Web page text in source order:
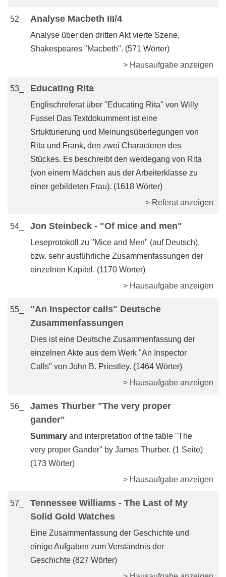
52_ Analyse Macbeth III/4
Analyse über den dritten Akt vierte Szene,
Shakespeares "Macbeth". (571 Wörter)
> Hausaufgabe anzeigen
53_ Educating Rita
Englischreferat über "Educating Rita" von Willy
Fussel Das Textdokumment ist eine
Srtukturierung und Meinungsüberlegungen von
Rita und Frank, den zwei Characteren des
Stückes. Es beschreibt den werdegang von Rita
(von einem Mädchen aus der Arbeiterklasse zu
einer gebildeten Frau). (1618 Wörter)
> Referat anzeigen
54_ Jon Steinbeck - "Of mice and men"
Leseprotokoll zu "Mice and Men" (auf Deutsch),
bzw. sehr ausführliche Zusammenfassungen der
einzelnen Kapitel. (1170 Wörter)
> Hausaufgabe anzeigen
55_
"An Inspector calls" Deutsche
Zusammenfassungen
Dies ist eine Deutsche Zusammenfassung der
einzelnen Akte aus dem Werk "An Inspector
Calls" von John B. Priestley. (1464 Wörter)
> Hausaufgabe anzeigen
56_
James Thurber "The very proper
gander"
Summary and interpretation of the fable "The
very proper Gander" by James Thurber. (1 Seite)
(173 Wörter)
> Hausaufgabe anzeigen
57_
Tennessee Williams - The Last of My
Solid Gold Watches
Eine Zusammenfassung der Geschichte und
einige Aufgaben zum Verständnis der
Geschichte (827 Wörter)